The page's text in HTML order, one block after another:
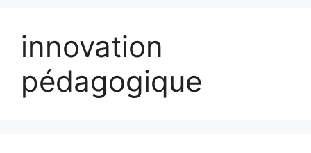
innovation
pédagogique